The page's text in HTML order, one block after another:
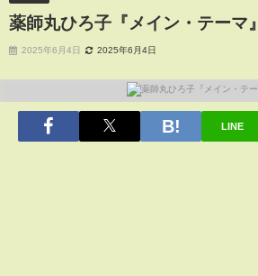
薬師丸ひろ子『メイン・テーマ』
2025年6月4日 2025年6月4日
LINE